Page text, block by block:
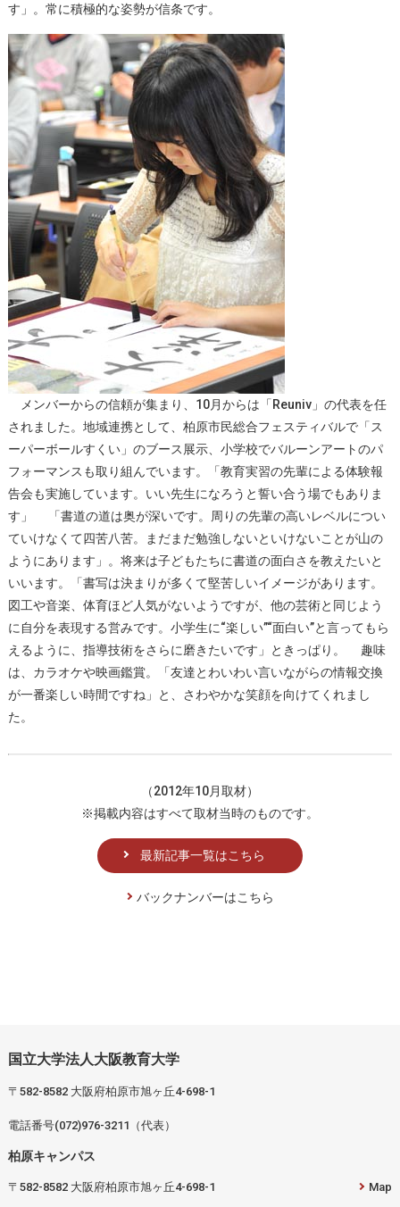
す」。常に積極的な姿勢が信条です。
メンバーからの信頼が集まり、10月からは「Reuniv」の代表を任
されました。地域連携として、柏原市民総合フェスティバルで「ス
ーパーボールすくい」のブース展示、小学校でバルーンアートのパ
フォーマンスも取り組んでいます。「教育実習の先輩による体験報
告会も実施しています。いい先生になろうと誓い合う場でもありま
す」 「書道の道は奥が深いです。周りの先輩の高いレベルについ
ていけなくて四苦八苦。まだまだ勉強しないといけないことが山の
ようにあります」。将来は子どもたちに書道の面白さを教えたいと
いいます。「書写は決まりが多くて堅苦しいイメージがあります。
図工や音楽、体育ほど人気がないようですが、他の芸術と同じよう
に自分を表現する営みです。小学生に“楽しい”“面白い”と言ってもら
えるように、指導技術をさらに磨きたいです」ときっぱり。 趣味
は、カラオケや映画鑑賞。「友達とわいわい言いながらの情報交換
が一番楽しい時間ですね」と、さわやかな笑顔を向けてくれまし
た。
（2012年10月取材）
※掲載内容はすべて取材当時のものです。
最新記事一覧はこちら
バックナンバーはこちら
国立大学法人大阪教育大学
〒582-8582 大阪府柏原市旭ヶ丘4-698-1
電話番号(072)976-3211（代表）
柏原キャンパス
〒582-8582 大阪府柏原市旭ヶ丘4-698-1 Map